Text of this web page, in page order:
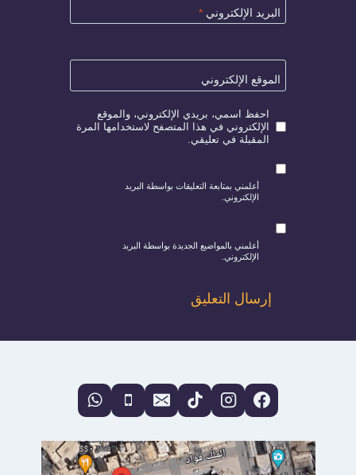
البريد الإلكتروني *
الموقع الإلكتروني
احفظ اسمي، بريدي الإلكتروني، والموقع
الإلكتروني في هذا المتصفح لاستخدامها المرة
المقبلة في تعليقي.
أعلمني بمتابعة التعليقات بواسطة البريد
الإلكتروني.
أعلمني بالمواضيع الجديدة بواسطة البريد
الإلكتروني.